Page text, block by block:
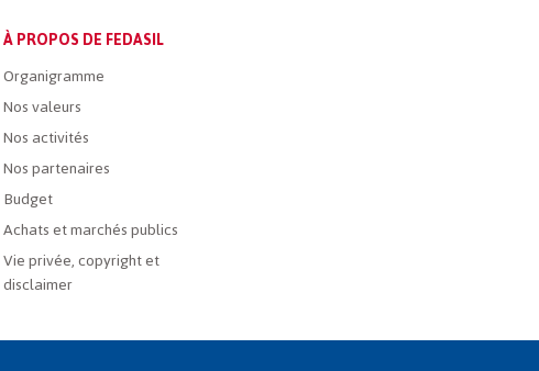
À PROPOS DE FEDASIL
Organigramme
Nos valeurs
Nos activités
Nos partenaires
Budget
Achats et marchés publics
Vie privée, copyright et
disclaimer